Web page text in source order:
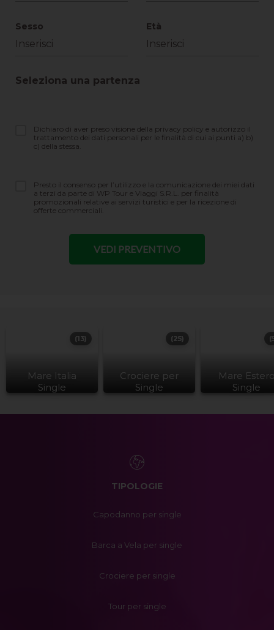
Sesso Età
Seleziona una partenza
Dichiaro di aver preso visione della privacy policy e autorizzo il
trattamento dei dati personali per le finalità di cui ai punti a) b)
c) della stessa.
Presto il consenso per l’utilizzo e la comunicazione dei miei dati
a terzi da parte di WP Tour e Viaggi S.R.L. per finalità
promozionali relative ai servizi turistici e per la ricezione di
offerte commerciali.
Mare Italia
Single
(13)
Crociere per
Single
(25)
Mare
Single
TIPOLOGIE
Capodanno per single
Barca a Vela per single
Crociere per single
Tour per single